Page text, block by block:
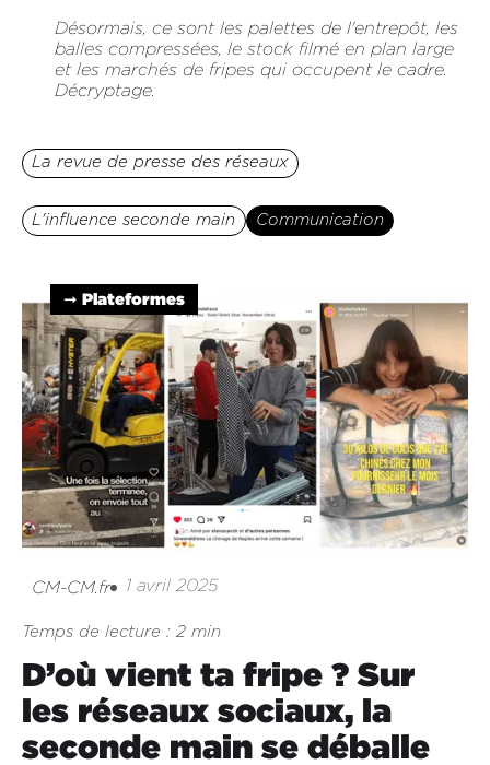
Désormais, ce sont les palettes de l'entrepôt, les
balles compressées, le stock filmé en plan large
et les marchés de fripes qui occupent le cadre.‍
Décryptage.
La revue de presse des réseaux
L'influence seconde main Communication
➞ Plateformes
CM-CM.fr 1 avril 2025
Temps de lecture : 2 min
D’où vient ta fripe ? Sur
les réseaux sociaux, la
seconde main se déballe